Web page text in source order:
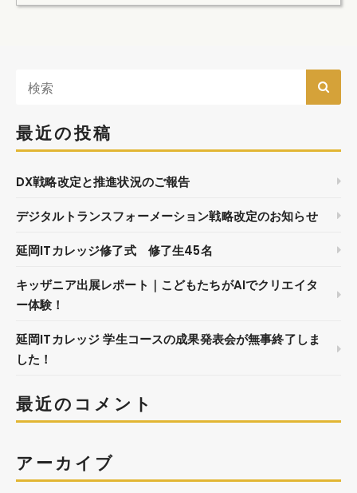
最近の投稿
DX戦略改定と推進状況のご報告
デジタルトランスフォーメーション戦略改定のお知らせ
延岡ITカレッジ修了式 修了生45名
キッザニア出展レポート｜こどもたちがAIでクリエイタ
ー体験！
延岡ITカレッジ 学生コースの成果発表会が無事終了しま
した！
最近のコメント
アーカイブ